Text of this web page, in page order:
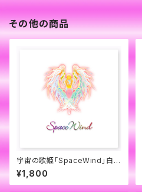
その他の商品
宇宙の歌姫「SpaceWind」白虹
ロゴ・ステッカー
¥1,800